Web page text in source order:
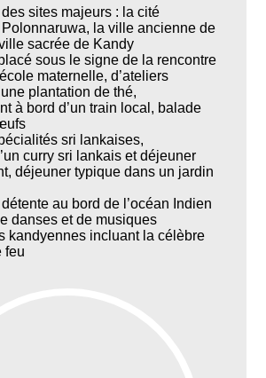
sites majeurs : la cité
la ville ancienne de
sacrée de Kandy
sous le signe de la rencontre
maternelle, d’ateliers
plantation de thé,
à bord d’un train local, balade
sri lankaises,
curry sri lankais et déjeuner
déjeuner typique dans un jardin
au bord de l’océan Indien
danses et de musiques
kandyennes incluant la célèbre
feu